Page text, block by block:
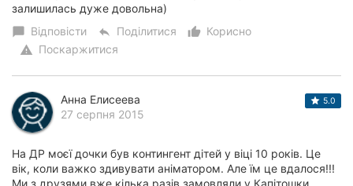
Чернівці
Суми
Івано-
Франківськ
Луцьк
Ужгород
залишилась дуже довольна)
chat_bubble Відповісти reply Поділитися thumb_up_alt
Корисно
warning Поскаржитися
Анна Елисеева
27 серпня 2015
5.0
На ДР моєї дочки був контингент дітей у віці 10 років. Це
вік, коли важко здивувати аніматором. Але їм це вдалося!!!
Ми з друзями вже кілька разів замовляли у Капітошки